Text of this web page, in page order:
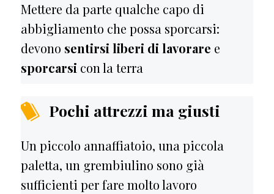
Mettere da parte qualche capo di
abbigliamento che possa sporcarsi:
devono sentirsi liberi di lavorare e
sporcarsi con la terra
Pochi attrezzi ma giusti
Un piccolo annaffiatoio, una piccola
paletta, un grembiulino sono già
sufficienti per fare molto lavoro